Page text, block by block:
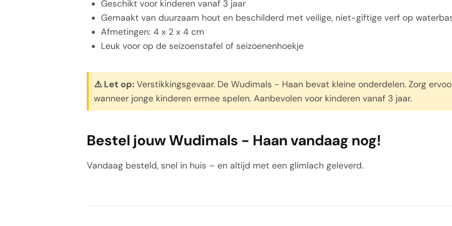
Geschikt voor kinderen vanaf 3 jaar
Gemaakt van duurzaam hout en beschilderd met veilige, niet-giftige verf op
Afmetingen: 4 x 2 x 4 cm
Leuk voor op de seizoenstafel of seizoenenhoekje
⚠️ Let op: Verstikkingsgevaar. De Wudimals - Haan bevat kleine onderdelen. Zorg
wanneer jonge kinderen ermee spelen. Aanbevolen voor kinderen vanaf 3 jaar.
Bestel jouw Wudimals - Haan vandaag nog!
Vandaag besteld, snel in huis – en altijd met een glimlach geleverd.